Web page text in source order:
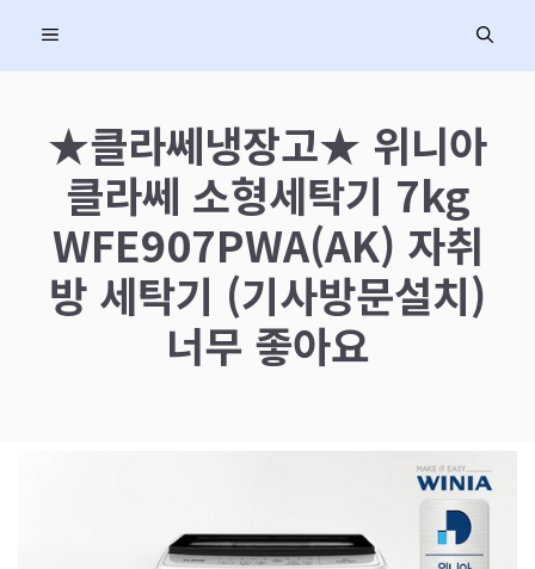
MENU
★클라쎄냉장고★ 위니아
클라쎄 소형세탁기 7kg
WFE907PWA(AK) 자취
방 세탁기 (기사방문설치)
너무 좋아요